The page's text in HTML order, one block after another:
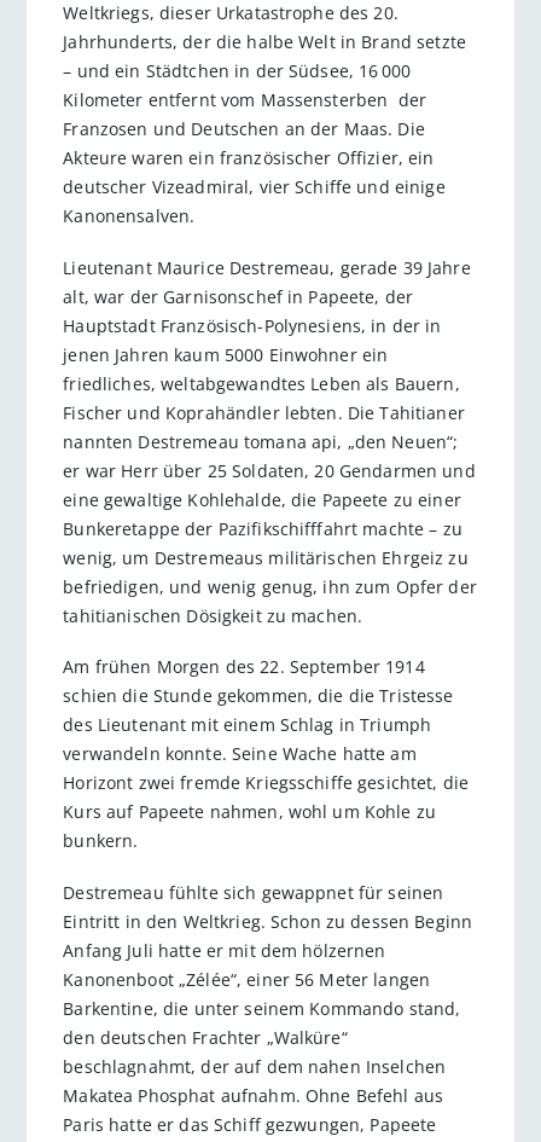
Weltkriegs, dieser Urkatastrophe des 20.
Jahrhunderts, der die halbe Welt in Brand setzte
– und ein Städtchen in der ­Südsee, 16 000
Kilometer entfernt vom Massensterben ­ der
Franzosen und Deutschen an der Maas. Die
Akteure waren ein französischer Offizier, ein
deutscher Vize­­­ad­miral, vier Schiffe und einige
Kanonensalven.
Lieutenant Maurice Destremeau, gerade 39 Jahre
alt, war der Garnisonschef in Papeete, der
Hauptstadt Französisch-Polynesiens, in der in
jenen Jahren kaum 5000 Einwohner ein
friedliches, weltabgewandtes Leben als Bauern,
Fischer und Koprahändler lebten. Die Tahitianer
nannten Destremeau tomana api, „den Neuen“;
er war Herr über 25 Soldaten, 20 Gendarmen und
eine gewaltige Kohlehalde, die Papeete zu einer
Bunkeretappe der Pazifikschifffahrt machte – zu
wenig, um Destremeaus militärischen Ehrgeiz zu
befriedigen, und wenig genug, ihn zum Opfer der
tahitianischen Dösigkeit zu machen.
Am frühen Morgen des 22. September 1914
schien die Stunde gekommen, die die Tristesse
des Lieutenant mit einem Schlag in Triumph
verwandeln konnte. Seine Wache hatte am
Horizont zwei fremde Kriegsschiffe gesichtet, die
Kurs auf Papeete nahmen, wohl um Kohle zu
bunkern.
Destremeau fühlte sich gewappnet für seinen
Eintritt in den Weltkrieg. Schon zu dessen Beginn
Anfang Juli hatte er mit dem hölzernen
Kanonenboot „Zélée“, einer 56 Meter langen
Barkentine, die unter seinem Kommando stand,
den deutschen Frachter „Walküre“
beschlagnahmt, der auf dem nahen Inselchen
Makatea Phosphat aufnahm. Ohne Befehl aus
Paris hatte er das Schiff gezwungen, Papeete